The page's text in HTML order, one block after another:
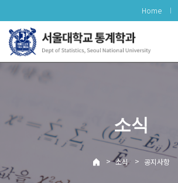
로
메
Home
소식
> 소식 > 공지사항